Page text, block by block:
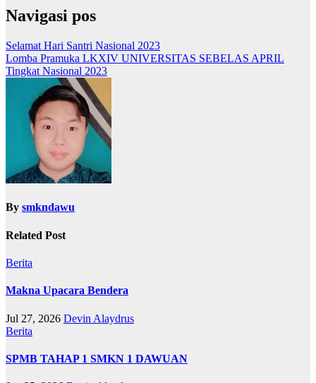
Navigasi pos
Selamat Hari Santri Nasional 2023
Lomba Pramuka LKXIV UNIVERSITAS SEBELAS APRIL
Tingkat Nasional 2023
By smkndawu
Related Post
Berita
Makna Upacara Bendera
Jul 27, 2026 Devin Alaydrus
Berita
SPMB TAHAP 1 SMKN 1 DAWUAN